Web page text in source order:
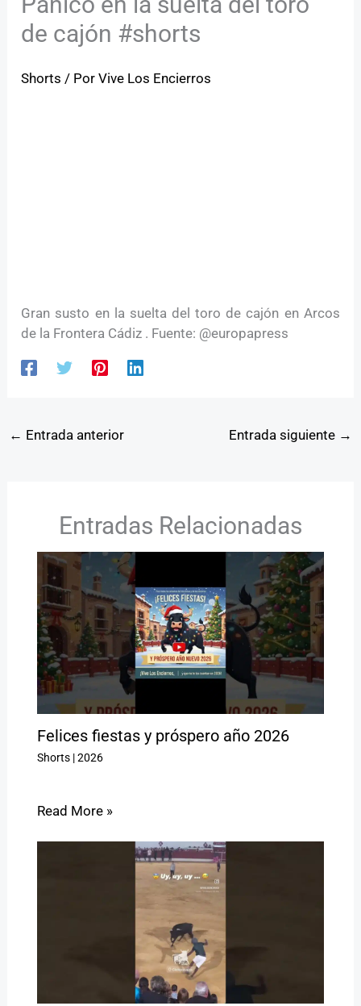
de cajón #shorts
Shorts / PorVive Los Encierros
Gran susto en la suelta del toro de cajón en Arcos
de la Frontera Cádiz . Fuente: @europapress
← Entrada anterior Entrada siguiente →
Entradas Relacionadas
Felices fiestas y próspero año 2026
Shorts|2026
Read More »